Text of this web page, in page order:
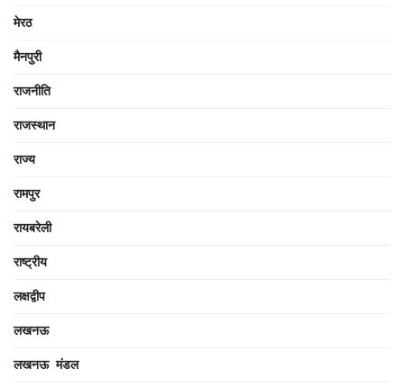
मेरठ
मैनपुरी
राजनीति
राजस्थान
राज्य
रामपुर
रायबरेली
राष्ट्रीय
लक्षद्वीप
लखनऊ
लखनऊ मंडल